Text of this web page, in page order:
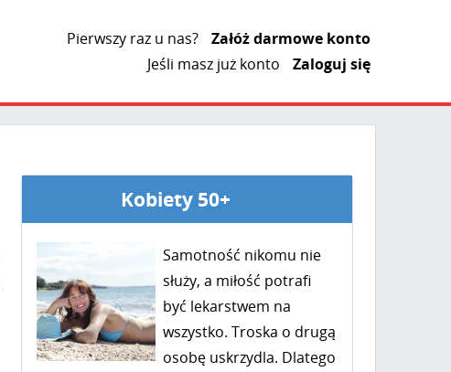
Pierwszy raz u nas?
Załóż darmowe konto
Jeśli masz już konto
Zaloguj się
Kobiety 50+
Samotność nikomu nie
służy, a miłość potrafi
być lekarstwem na
wszystko. Troska o drugą
osobę uskrzydla. Dlatego